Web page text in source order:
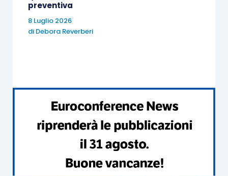
preventiva
8 Luglio 2026
di Debora Reverberi